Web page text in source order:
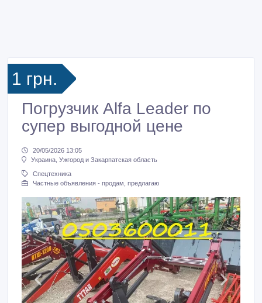
1 грн.
Погрузчик Alfa Leader по
супер выгодной цене
20/05/2026 13:05
Украина, Ужгород и Закарпатская область
Спецтехника
Частные объявления - продам, предлагаю